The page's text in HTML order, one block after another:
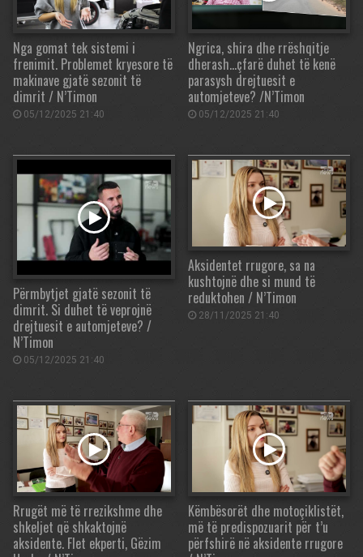
Nga gomat tek sistemi i
frenimit. Problemet kryesore të
makinave gjatë sezonit të
dimrit / N’Timon
05/12/2025 21:40
Ngrica, shira dhe rrëshqitje
dherash…çfarë duhet të kenë
parasysh drejtuesit e
automjeteve? /N’Timon
05/12/2025 21:40
Përmbytjet gjatë sezonit të
dimrit. Si duhet të veprojnë
drejtuesit e automjeteve? /
N’Timon
05/12/2025 21:40
Aksidentet rrugore, sa na
kushtojnë dhe si mund të
reduktohen / N’Timon
28/11/2025 21:40
Rrugët më të rrezikshme dhe
shkeljet që shkaktojnë
aksidente. Flet ekperti, Gëzim
Këmbësorët dhe motoçiklistët,
më të predispozuarit për t’u
përfshirë në aksidente rrugore